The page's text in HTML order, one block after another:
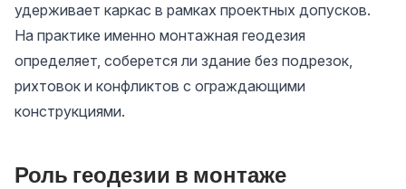
удерживает каркас в рамках проектных допусков.
На практике именно монтажная геодезия
определяет, соберется ли здание без подрезок,
рихтовок и конфликтов с ограждающими
конструкциями.
Роль геодезии в монтаже